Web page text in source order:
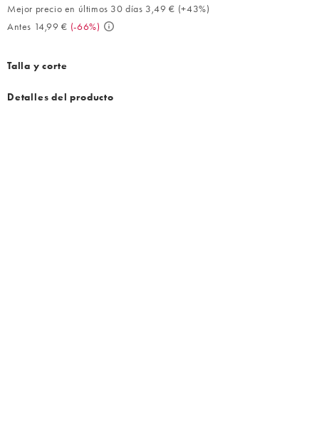
Mejor precio en últimos 30 días 3,49 € (+43%)
Antes 14,99 € (-66%)
Talla y corte
Detalles del producto